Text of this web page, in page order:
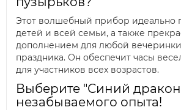
Этот волшебный прибор идеально
детей и всей семьи, а также
дополнением для любой
праздника. Он обеспечит часы
для участников всех возрастов.
Выберите "Синий
незабываемого опыта!